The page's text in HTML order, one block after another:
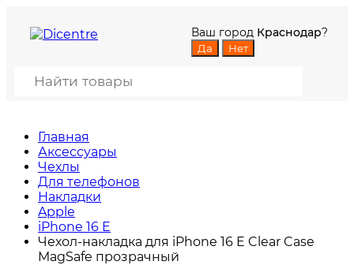
Ваш город Краснодар?
Главная
Аксессуары
Чехлы
Для телефонов
Накладки
Apple
iPhone 16 E
Чехол-накладка для iPhone 16 E Clear Case
MagSafe прозрачный